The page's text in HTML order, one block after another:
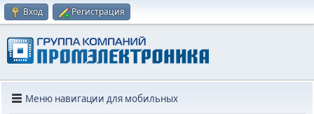
Вход Регистрация
Меню навигации для мобильных